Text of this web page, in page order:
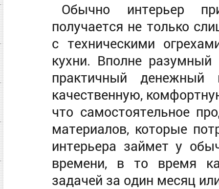
Обычно интерьер
получается не только
с техническими
кухни. Вполне
практичный
качественную,
что самостоятельное
материалов, которые
интерьера займет у
времени, в то время
задачей за один месяц